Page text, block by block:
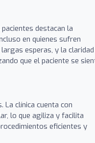
destacan la
en quienes sufren
esperas, y la claridad
que el paciente se
La clínica cuenta con
lo que agiliza y facilita
eficientes y